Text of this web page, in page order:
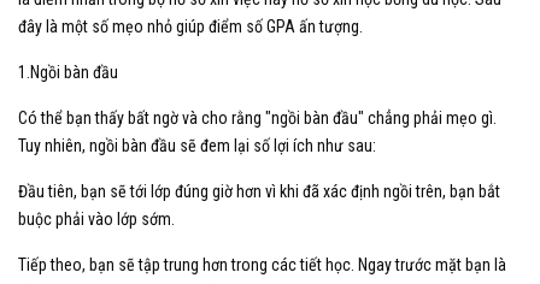
đây là một số mẹo nhỏ giúp điểm số GPA ấn tượng.
1.Ngồi bàn đầu
Có thể bạn thấy bất ngờ và cho rằng "ngồi bàn đầu" chẳng phải mẹo gì.
Tuy nhiên, ngồi bàn đầu sẽ đem lại số lợi ích như sau:
Đầu tiên, bạn sẽ tới lớp đúng giờ hơn vì khi đã xác định ngồi trên, bạn bắt
buộc phải vào lớp sớm.
Tiếp theo, bạn sẽ tập trung hơn trong các tiết học. Ngay trước mặt bạn là